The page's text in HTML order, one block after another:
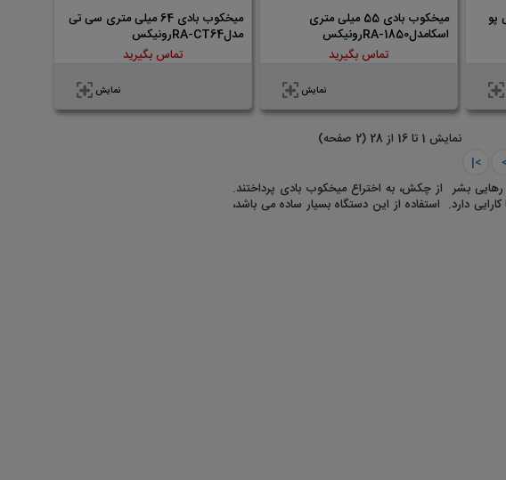
تی پو
میخکوب بادی 55 میلی متری
اسکامدلRA-1850رونیکس
تماس بگیرید
نمایش
میخکوب بادی 64 میلی متری سی تی
مدلRA-CT64رونیکس
تماس بگیرید
نمایش
>|
نمايش 1 تا 16 از 28 (2 صفحه)
بشر از چکش، به اختراع میخکوب بادی پرداختند.
دارد. استفاده از این دستگاه بسیار ساده می باشد،